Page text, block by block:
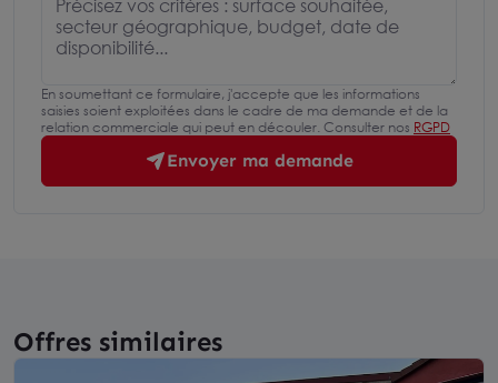
En soumettant ce formulaire, j'accepte que les informations
saisies soient exploitées dans le cadre de ma demande et de la
relation commerciale qui peut en découler. Consulter nos RGPD
Envoyer ma demande
Offres similaires